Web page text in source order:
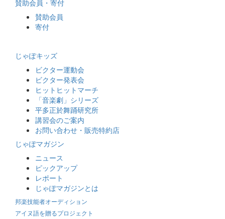
賛助会員・寄付
賛助会員
寄付
じゃぽキッズ
ビクター運動会
ビクター発表会
ヒットヒットマーチ
「音楽劇」シリーズ
平多正於舞踊研究所
講習会のご案内
お問い合わせ・販売特約店
じゃぽマガジン
ニュース
ピックアップ
レポート
じゃぽマガジンとは
邦楽技能者オーディション
アイヌ語を贈るプロジェクト